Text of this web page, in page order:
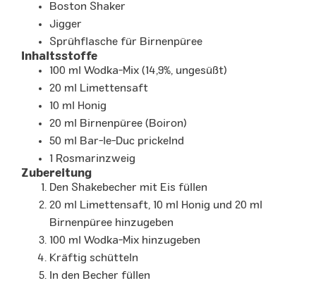
Boston Shaker
Jigger
Sprühflasche für Birnenpüree
Inhaltsstoffe
100 ml Wodka-Mix (14,9%, ungesüßt)
20 ml Limettensaft
10 ml Honig
20 ml Birnenpüree (Boiron)
50 ml Bar-le-Duc prickelnd
1 Rosmarinzweig
Zubereitung
Den Shakebecher mit Eis füllen
20 ml Limettensaft, 10 ml Honig und 20 ml
Birnenpüree hinzugeben
100 ml Wodka-Mix hinzugeben
Kräftig schütteln
In den Becher füllen